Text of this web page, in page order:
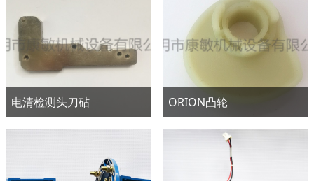
电清检测头刀砧 ORION凸轮